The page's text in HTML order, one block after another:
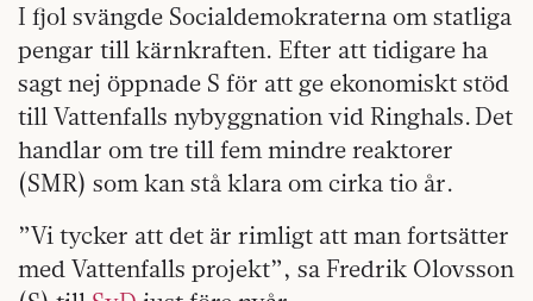
I fjol svängde Socialdemokraterna om statliga
pengar till kärnkraften. Efter att tidigare ha
sagt nej öppnade S för att ge ekonomiskt stöd
till Vattenfalls nybyggnation vid Ringhals. Det
handlar om tre till fem mindre reaktorer
(SMR) som kan stå klara om cirka tio år.
”Vi tycker att det är rimligt att man fortsätter
med Vattenfalls projekt”, sa Fredrik Olovsson